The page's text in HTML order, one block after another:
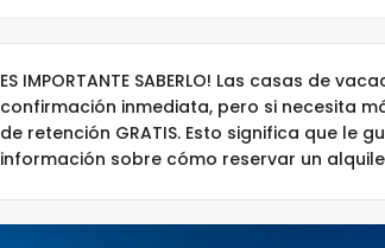
ES IMPORTANTE SABERLO! Las casas de
confirmación inmediata, pero si necesita
de retención GRATIS. Esto significa que le
información sobre cómo reservar un